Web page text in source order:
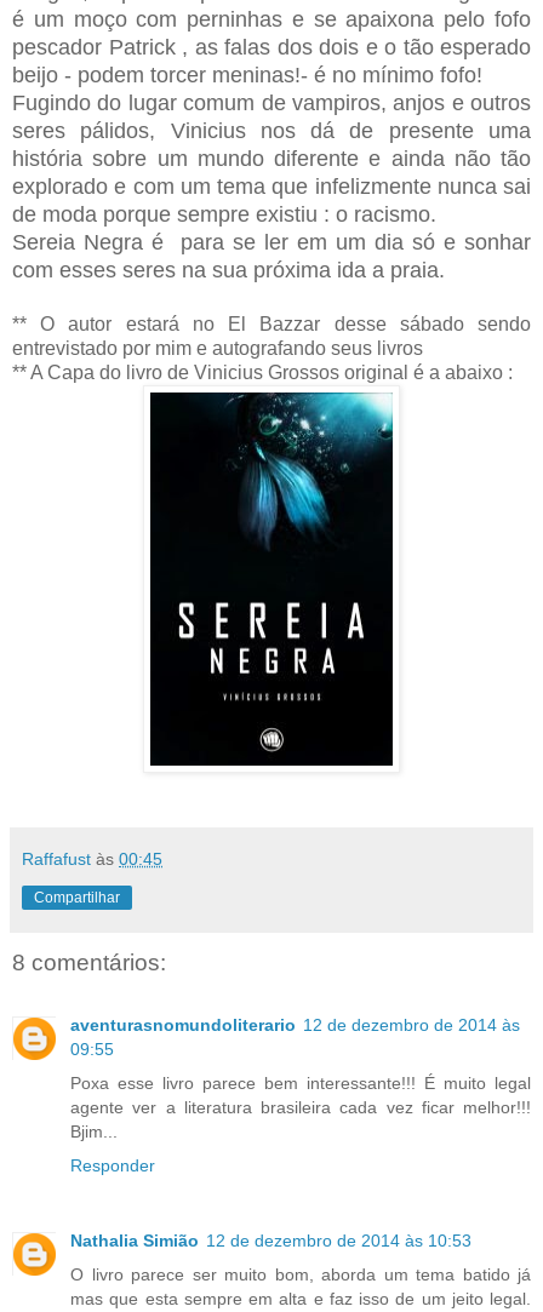
é um moço com perninhas e se apaixona pelo fofo
pescador Patrick , as falas dos dois e o tão esperado
beijo - podem torcer meninas!- é no mínimo fofo!
Fugindo do lugar comum de vampiros, anjos e outros
seres pálidos, Vinicius nos dá de presente uma
história sobre um mundo diferente e ainda não tão
explorado e com um tema que infelizmente nunca sai
de moda porque sempre existiu : o racismo.
Sereia Negra é para se ler em um dia só e sonhar
com esses seres na sua próxima ida a praia.
** O autor estará no El Bazzar desse sábado sendo
entrevistado por mim e autografando seus livros
** A Capa do livro de Vinicius Grossos original é a abaixo :
Raffafust às 00:45
Compartilhar
8 comentários:
aventurasnomundoliterario 12 de dezembro de 2014 às
09:55
Poxa esse livro parece bem interessante!!! É muito legal
agente ver a literatura brasileira cada vez ficar melhor!!!
Bjim...
Responder
Nathalia Simião 12 de dezembro de 2014 às 10:53
O livro parece ser muito bom, aborda um tema batido já
mas que esta sempre em alta e faz isso de um jeito legal.